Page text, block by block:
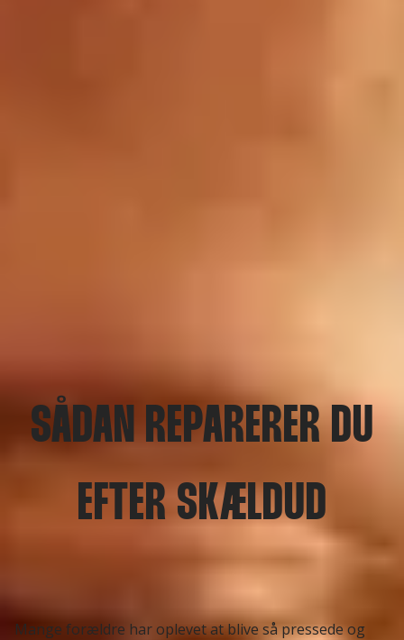
SÅDAN REPARERER DU
EFTER SKÆLDUD
Mange forældre har oplevet at blive så pressede og